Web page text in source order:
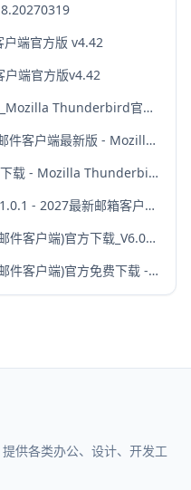
端官方版 v4.42
端官方版v4.42
Thunderbird中文版免费下载_Mozilla Thunderbird官方最新版下载
Thunderbird 官方下载_免费邮件客户端最新版 - Mozilla Thunderbird 下载
Thunderbird 151.0.1 官方版下载 - Mozilla Thunderbird 邮箱客户端最新版
Thunderbird官方版下载 v151.0.1 - 2027最新邮箱客户端安装包
Thunderbird for Linux(雷鸟邮件客户端)官方下载_V6.0最新版免费下载
Thunderbird for Linux(雷鸟邮件客户端)官方免费下载 - 最新版V6.0
供各类办公、设计、开发工